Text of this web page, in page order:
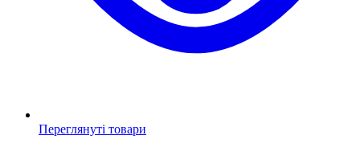
Переглянуті товари